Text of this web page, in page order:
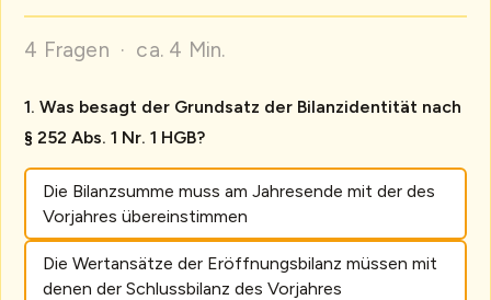
4 Fragen · ca. 4 Min.
Was besagt der Grundsatz der Bilanzidentität nach
§ 252 Abs. 1 Nr. 1 HGB?
Die Bilanzsumme muss am Jahresende mit der des
Vorjahres übereinstimmen
Die Wertansätze der Eröffnungsbilanz müssen mit
denen der Schlussbilanz des Vorjahres